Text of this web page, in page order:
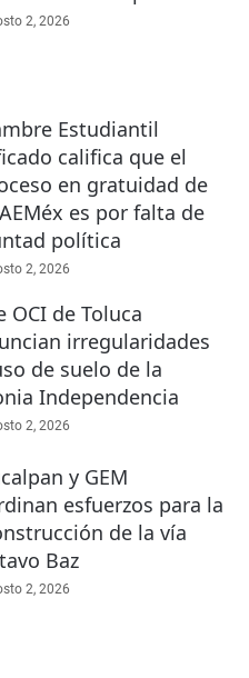
2, 2026
Estudiantil
califica que el
en gratuidad de
es por falta de
política
2, 2026
OCI de Toluca
irregularidades
de suelo de la
Independencia
2, 2026
y GEM
esfuerzos para la
de la vía
Baz
2, 2026